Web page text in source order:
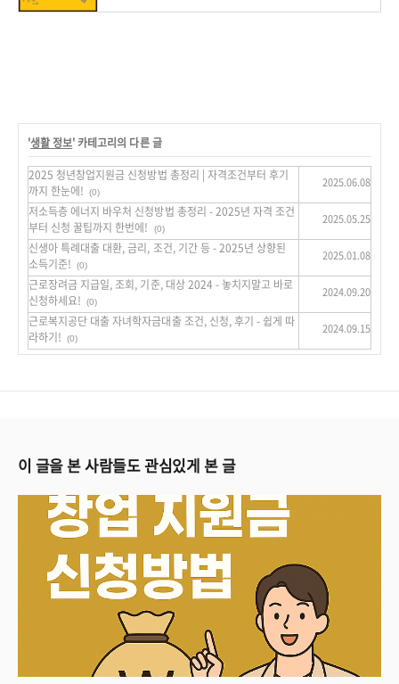
'생활 정보' 카테고리의 다른 글
2025 청년창업지원금 신청방법 총정리 | 자격조건부터 후기
까지 한눈에!
(0)
2025.06.08
저소득층 에너지 바우처 신청방법 총정리 - 2025년 자격 조건
부터 신청 꿀팁까지 한번에!
(0)
2025.05.25
신생아 특례대출 대환, 금리, 조건, 기간 등 - 2025년 상향된
소득기준!
(0)
2025.01.08
근로장려금 지급일, 조회, 기준, 대상 2024 - 놓치지말고 바로
신청하세요!
(0)
2024.09.20
근로복지공단 대출 자녀학자금대출 조건, 신청, 후기 - 쉽게 따
라하기!
(0)
2024.09.15
이 글을 본 사람들도 관심있게 본 글